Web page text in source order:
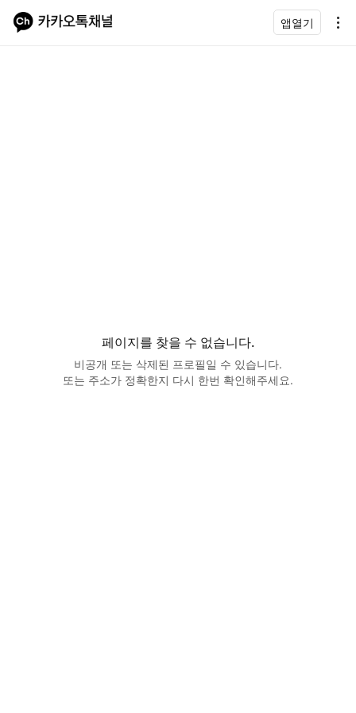
앱열기
페이지를 찾을 수 없습니다.
비공개 또는 삭제된 프로필일 수 있습니다.
또는 주소가 정확한지 다시 한번 확인해주세요.